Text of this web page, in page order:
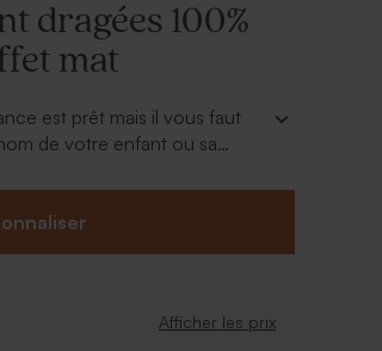
dragées 100%
mat
est prêt mais il vous faut
de votre enfant ou sa
personnalisable effet
votre propre création. Pour
l'harmoniser à votre faire part
Afficher les prix